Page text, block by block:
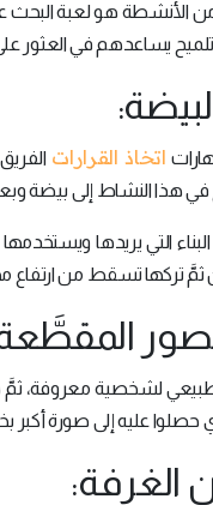
الأنشطة هو لعبة البحث
يساعدهم في العثور على
اتخاذ القرارات
في هذا النشاط إلى بيضة
البناء التي يريدها
من ثمَّ تركها تسقط من
لشخصية معروفة،
حصلوا عليه إلى صورة أكبر